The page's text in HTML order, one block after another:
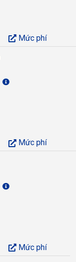
Mức phí
Mức phí
Mức phí